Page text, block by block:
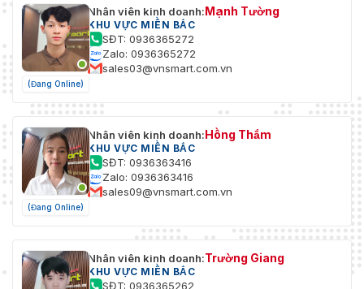
Tốc Độ
Xoay
Có thể định cấu hình, từ 0,1°/s đến 160°/s, Tốc
độ đặt trước: 240°/s
Phạm Vi
Di Chuyển
Tốc Độ
Nghiêng
Có thể định cấu hình, từ 0,1°/s đến 120°/s, Tốc
độ đặt trước: 200°/s
Thu
Phóng
Theo Tỷ
Cài Đặt
Trước
300
(Đang Online)
Nhân viên kinh doanh:Mạnh Tường
KHU VỰC MIỀN BẮC
SĐT: 0936365272
Zalo: 0936365272
sales03@vnsmart.com.vn
(Đang Online)
Nhân viên kinh doanh:Hồng Thắm
KHU VỰC MIỀN BẮC
SĐT: 0936363416
Zalo: 0936363416
sales09@vnsmart.com.vn
Nhân viên kinh doanh:Trường Giang
KHU VỰC MIỀN BẮC
SĐT: 0936365262